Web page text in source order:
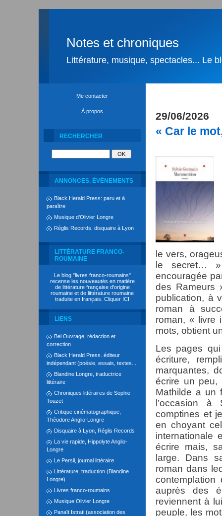
Notes et chroniques
Littérature, musique, spectacles... Le
Me contacter
À propos
RECHERCHER
ANNONCES, ÉVÉNEMENTS
Black Herald Press: paru et à
paraître
Musique d'Olivier Longre
Réglis Records, disquaire à Lyon
LITTÉRATURE FRANCO-
ROUMAINE
Le blog "livres franco-roumains"
recense les nouveautés en matière
de littérature française d'origine
roumaine et de littérature roumaine
traduite en français. Cliquer ICI
LIENS
Bel Ouvrage, rédaction et
correction
Black Herald Press. éditeur
indépendant (poésie, essais, textes...
Blandine Longre, traductrice
littéraire
Chroniques littéraires de Sophie
Touzet
Critique cinématographique,
Théodore Anglio-Longre
Disquaire à Lyon, Réglis Records
La vie rapide, Hippolyte Anglio-
Longre
Le Persil, journal littéraire
Littérature, traduction (Blandine
Longre)
Livres franco-roumains
Musique Olivier Longre
Panaït Istrati (association des
29/06/2026
« Car le
le vers,
le secret… »
encouragée
des Rameurs
publication, à
roman à
roman, « livre
mots, obtient
Les pages
écriture,
marquantes,
écrire un peu,
Mathilde a un
l’occasion à
comptines et
en choyant
internationale
écrire mais,
large. Dans
roman dans
auprès des
reviennent à
peuple, les